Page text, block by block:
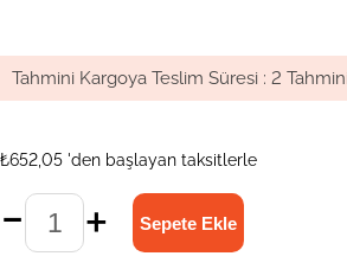
Tahmini Kargoya Teslim Süresi : 2
₺652,05 'den başlayan taksitlerle